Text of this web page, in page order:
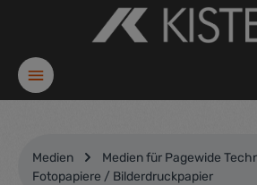
Zum Hauptinhalt springen
Medien
Medien für Pagewide
Fotopapiere / Bilderdruckpapier